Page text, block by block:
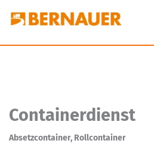
Containerdienst
Absetzcontainer, Rollcontainer